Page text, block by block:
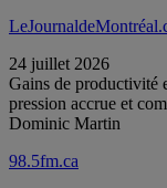
24 juillet 2026
Gains de productivité
pression accrue et
Dominic Martin
98.5fm.ca